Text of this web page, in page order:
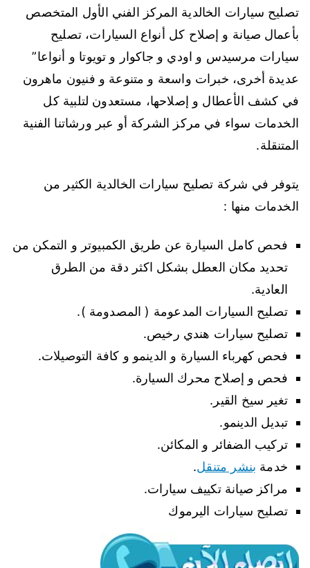
تصليح سيارات الخالدية المركز الفني الأول المتخصص
بأعمال صيانة و إصلاح كل أنواع السيارات، تصليح
سيارات مرسيدس و اودي و جاكوار و تويوتا و أنواعا”
عديدة أخرى، خبرات واسعة و متنوعة و فنيون ماهرون
في كشف الأعطال و إصلاحها، مستعدون لتلبية كل
الخدمات سواء في مركز الشركة أو عبر ورشاتنا الفنية
المتنقلة.
يتوفر في شركة تصليح سيارات الخالدية الكثير من
الخدمات منها :
فحص كامل السيارة عن طريق الكمبيوتر و التمكن من
تحديد مكان العطل بشكل اكثر دقة من الطرق
العادية.
تصليح السيارات المدعومة ( المصدومة ).
تصليح سيارات هندي رخيص.
فحص كهرباء السيارة و الدينمو و كافة التوصيلات.
فحص و إصلاح محرك السيارة.
تغير سيخ القير.
تبديل الدينمو.
تركيب الضفائر و المكائن.
خدمة بنشر متنقل.
مراكز صيانة تكييف سيارات.
تصليح سيارات اليرموك